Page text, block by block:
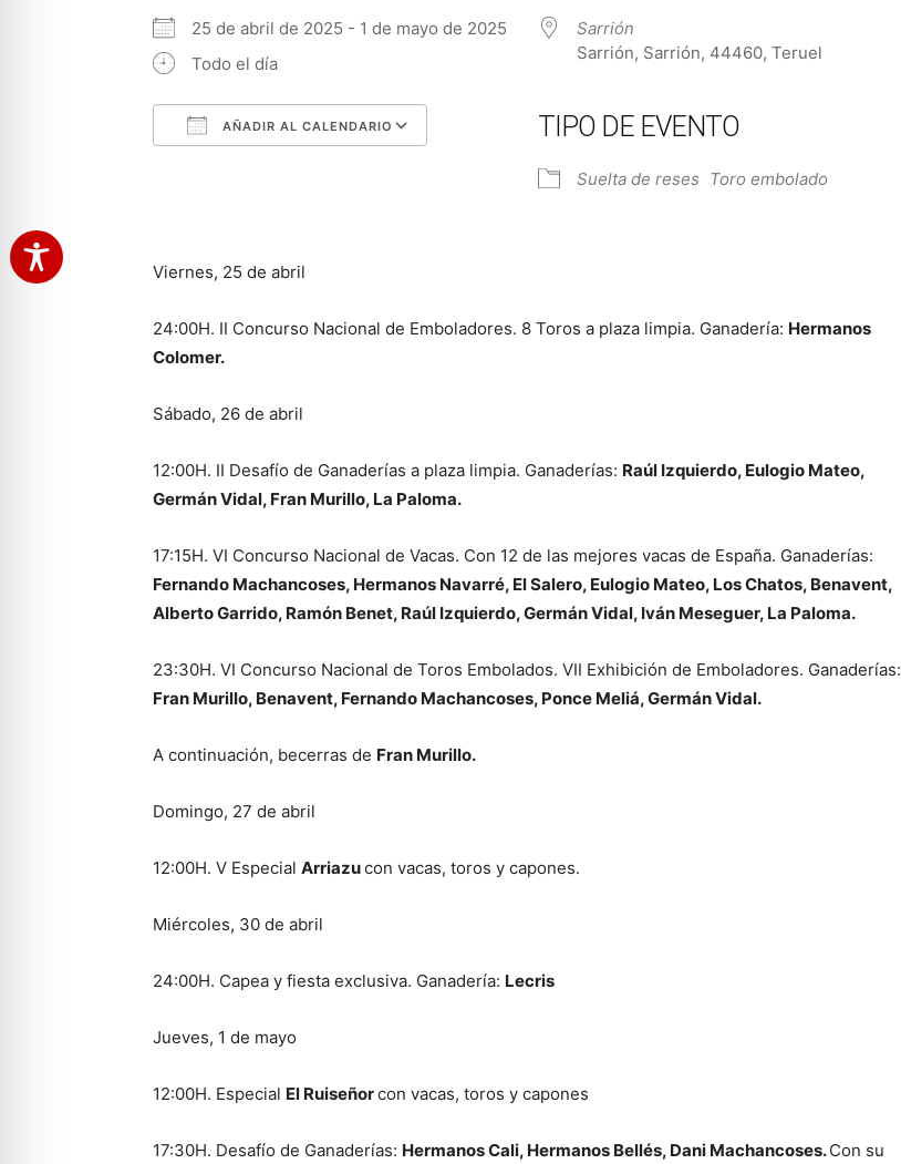
25 de abril de 2025 - 1 de mayo de 2025
Todo el día
AÑADIR AL CALENDARIO
Google Calendar iCalendar
Sarrión
Sarrión, Sarrión, 44460, Teruel
TIPO DE EVENTO
Suelta de reses Toro embolado
Viernes, 25 de abril
24:00H. II Concurso Nacional de Emboladores. 8 Toros a plaza limpia. Ganadería: Hermanos
Colomer.
Sábado, 26 de abril
12:00H. II Desafío de Ganaderías a plaza limpia. Ganaderías: Raúl Izquierdo, Eulogio Mateo,
Germán Vidal, Fran Murillo, La Paloma.
17:15H. VI Concurso Nacional de Vacas. Con 12 de las mejores vacas de España. Ganaderías:
Fernando Machancoses, Hermanos Navarré, El Salero, Eulogio Mateo, Los Chatos, Benavent,
Alberto Garrido, Ramón Benet, Raúl Izquierdo, Germán Vidal, Iván Meseguer, La Paloma.
23:30H. VI Concurso Nacional de Toros Embolados. VII Exhibición de Emboladores. Ganaderías:
Fran Murillo, Benavent, Fernando Machancoses, Ponce Meliá, Germán Vidal.
A continuación, becerras de Fran Murillo.
Domingo, 27 de abril
12:00H. V Especial Arriazucon vacas, toros y capones.
Miércoles, 30 de abril
24:00H. Capea y fiesta exclusiva. Ganadería: Lecris
Jueves, 1 de mayo
12:00H. Especial El Ruiseñorcon vacas, toros y capones
17:30H. Desafío de Ganaderías: Hermanos Cali, Hermanos Bellés, Dani Machancoses.Con su